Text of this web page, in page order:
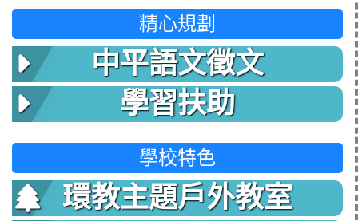
精心規劃
中平語文徵文
學習扶助
學校特色
環教主題戶外教室